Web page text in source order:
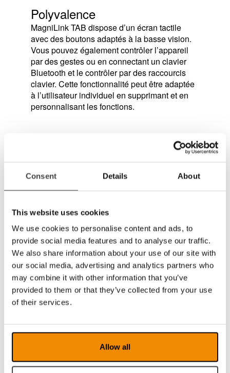
Consent Details About
This website uses cookies
We use cookies to personalise content and ads, to
provide social media features and to analyse our traffic.
We also share information about your use of our site with
our social media, advertising and analytics partners who
may combine it with other information that you’ve
provided to them or that they’ve collected from your use
of their services.
Allow all
Polyvalence
MagniLink TAB dispose d’un écran tactile
avec des boutons adaptés à la basse vision.
Vous pouvez également contrôler l’appareil
par des gestes ou en connectant un clavier
Bluetooth et le contrôler par des raccourcis
clavier. Cette fonctionnalité peut être adaptée
à l’utilisateur individuel en supprimant et en
personnalisant les fonctions.
Le logiciel de haute performance est inclus et,
Speech, votre texte peut être lu à haute voix
pour plus de confort et une expérience
différents sont disponibles pour augmenter la
permettre une lecture plus aisée.
Un appareil dédié à la mobilité
MagniLink TAB est un appareil repliable et de
faible poids permettant un démarrage rapide
et aisé – vous pouvez commencer à travailler
avez besoin d’être mobile.
MagniLink TAB – la solution basse vision